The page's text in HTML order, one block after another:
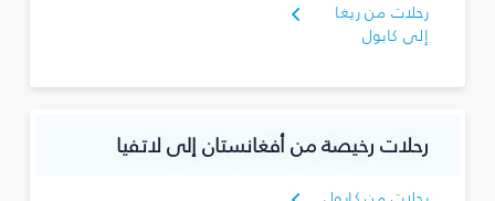
رحلات من ريغا
إلى كابول
رحلات رخيصة من أفغانستان إلى لاتفيا